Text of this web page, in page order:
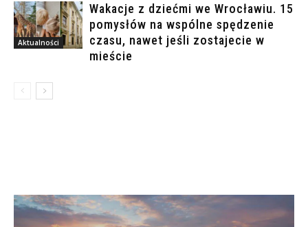
Aktualności
Wakacje z dziećmi we Wrocławiu. 15
pomysłów na wspólne spędzenie
czasu, nawet jeśli zostajecie w
mieście